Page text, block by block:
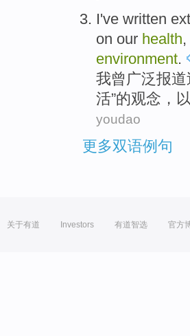
I've written
on our health,
environment.
我曾 广泛报道
活”的观念 ，
youdao
更多双语例句
关于有道 Investors 有道智选 官方